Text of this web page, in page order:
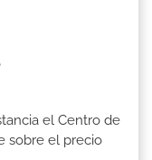
el Centro de
sobre el precio